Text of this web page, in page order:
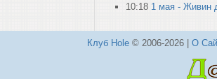
10:18 1 мая - Живин
Клуб Hole© 2006-2026 | О